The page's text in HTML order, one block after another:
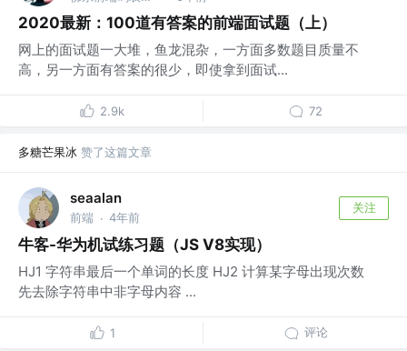
2020最新：100道有答案的前端面试题（上）
网上的面试题一大堆，鱼龙混杂，一方面多数题目质量不
高，另一方面有答案的很少，即使拿到面试...
2.9k 72
多糖芒果冰 赞了这篇文章
seaalan
前端 · 4年前
关注
牛客-华为机试练习题（JS V8实现）
HJ1 字符串最后一个单词的长度 HJ2 计算某字母出现次数
先去除字符串中非字母内容 ...
1 评论